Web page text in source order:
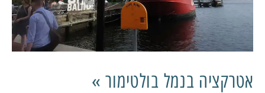
אטרקציה בנמל בולטימור »